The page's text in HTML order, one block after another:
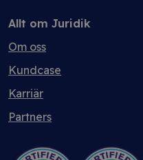
Allt om Juridik
Om oss
Kundcase
Karriär
Partners